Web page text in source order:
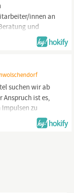
innen an
und
Maßnahmen
und
Womit Sie
suchen wir ab
ist es,
zu
unseres